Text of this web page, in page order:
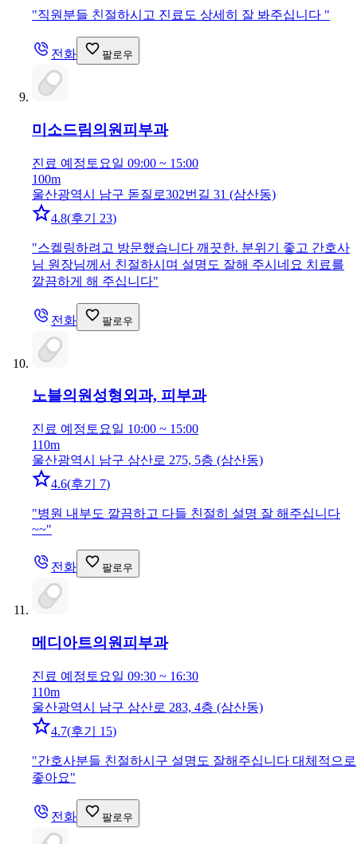
"직원분들 친절하시고 진료도 상세히 잘 봐주십니다 "
전화 팔로우
미소드림의원 피부과
진료 예정 토요일 09:00 ~ 15:00
100m
울산광역시 남구 돋질로302번길 31 (삼산동)
4.8(후기 23)
"스켈링하려고 방문했습니다 깨끗한. 분위기 좋고 간호사
님 원장님께서 친절하시며 설명도 잘해 주시네요 치료를
깔끔하게 해 주십니다"
전화 팔로우
노블의원성형외과, 피부과
진료 예정 토요일 10:00 ~ 15:00
110m
울산광역시 남구 삼산로 275, 5층 (삼산동)
4.6(후기 7)
"병원 내부도 깔끔하고 다들 친절히 설명 잘 해주십니다
~~"
전화 팔로우
메디아트의원 피부과
진료 예정 토요일 09:30 ~ 16:30
110m
울산광역시 남구 삼산로 283, 4층 (삼산동)
4.7(후기 15)
"간호사분들 친절하시구 설명도 잘해주십니다 대체적으로
좋아요"
전화 팔로우